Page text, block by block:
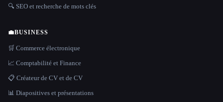
🔍 SEO et recherche de mots clés
💼BUSINESS
🛒 Commerce électronique
📈 Comptabilité et Finance
📋 Créateur de CV et de CV
📊 Diapositives et présentations